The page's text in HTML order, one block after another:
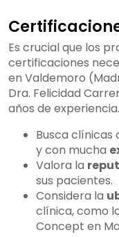
Es crucial que los
certificaciones
en Valdemoro
Dra. Felicidad
años de experiencia.
Busca clínicas
y con mucha
Valora la
sus pacientes.
Considera la
clínica, como
Concept en